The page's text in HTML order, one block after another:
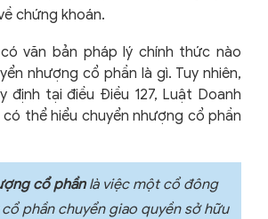
chứng khoán.
văn bản pháp lý chính thức nào
nhượng cổ phần là gì. Tuy nhiên,
định tại điều Điều 127, Luật Doanh
thể hiểu chuyển nhượng cổ phần
cổ phầnlà việc một cổ đông
phần chuyển giao quyền sở hữu